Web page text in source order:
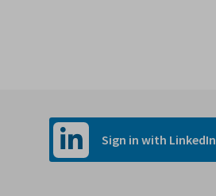
Sign in with LinkedIn